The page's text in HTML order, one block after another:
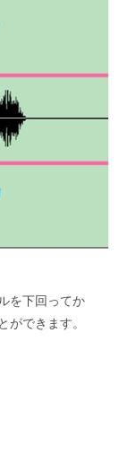
を下回ってか
ができます。